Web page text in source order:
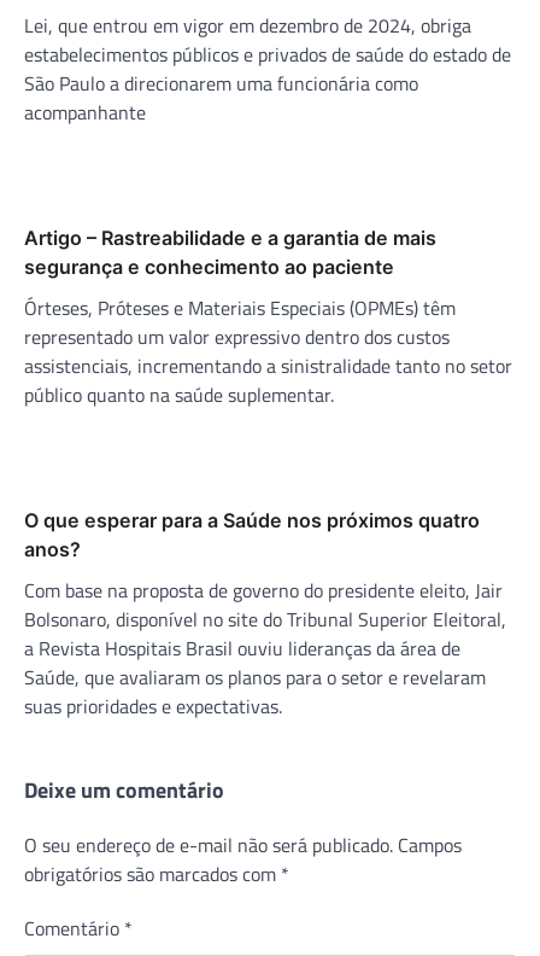
Lei, que entrou em vigor em dezembro de 2024, obriga
estabelecimentos públicos e privados de saúde do estado de
São Paulo a direcionarem uma funcionária como
acompanhante
Artigo – Rastreabilidade e a garantia de mais
segurança e conhecimento ao paciente
Órteses, Próteses e Materiais Especiais (OPMEs) têm
representado um valor expressivo dentro dos custos
assistenciais, incrementando a sinistralidade tanto no setor
público quanto na saúde suplementar.
O que esperar para a Saúde nos próximos quatro
anos?
Com base na proposta de governo do presidente eleito, Jair
Bolsonaro, disponível no site do Tribunal Superior Eleitoral,
a Revista Hospitais Brasil ouviu lideranças da área de
Saúde, que avaliaram os planos para o setor e revelaram
suas prioridades e expectativas.
Deixe um comentário
O seu endereço de e-mail não será publicado. Campos
obrigatórios são marcados com *
Comentário *